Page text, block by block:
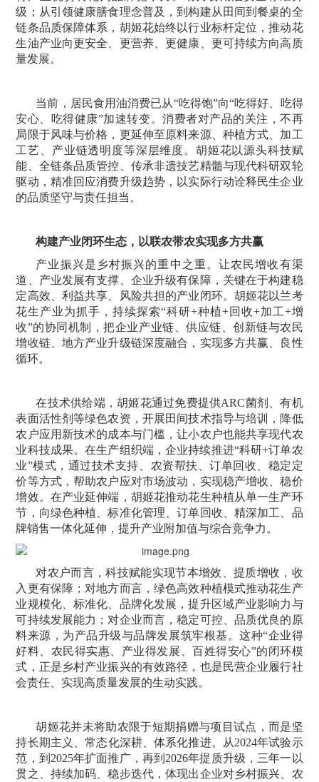
级；从引领健康膳食理念普及，到构建从田间到餐桌的全
链条品质保障体系，胡姬花始终以行业标杆定位，推动花
生油产业向更安全、更营养、更健康、更可持续方向高质
量发展。
当前，居民食用油消费已从“吃得饱”向“吃得好、吃得
安心、吃得健康”加速转变。消费者对产品的关注，不再
局限于风味与价格，更延伸至原料来源、种植方式、加工
工艺、产业链透明度等深层维度。胡姬花以源头科技赋
能、全链条品质管控、传承非遗技艺精髓与现代科研双轮
驱动，精准回应消费升级趋势，以实际行动诠释民生企业
的品质坚守与责任担当。
构建产业闭环生态，以联农带农实现多方共赢
产业振兴是乡村振兴的重中之重。让农民增收有渠
道、产业发展有支撑、企业升级有保障，关键在于构建稳
定高效、利益共享、风险共担的产业闭环。胡姬花以兰考
花生产业为抓手，持续探索“科研+种植+回收+加工+增
收”的协同机制，把企业产业链、供应链、创新链与农民
增收链、地方产业升级链深度融合，实现多方共赢、良性
循环。
在技术供给端，胡姬花通过免费提供ARC菌剂、有机
表面活性剂等绿色农资，开展田间技术指导与培训，降低
农户应用新技术的成本与门槛，让小农户也能共享现代农
业科技成果。在生产组织端，企业持续推进“科研+订单农
业”模式，通过技术支持、农资帮扶、订单回收、稳定定
价等方式，帮助农户应对市场波动，实现稳产增收、稳价
增效。在产业延伸端，胡姬花推动花生种植从单一生产环
节，向绿色种植、标准化管理、订单回收、精深加工、品
牌销售一体化延伸，提升产业附加值与综合竞争力。
对农户而言，科技赋能实现节本增效、提质增收，收
入更有保障；对地方而言，绿色高效种植模式推动花生产
业规模化、标准化、品牌化发展，提升区域产业影响力与
可持续发展能力；对企业而言，稳定可控、品质优良的原
料来源，为产品升级与品牌发展筑牢根基。这种“企业得
好料、农民得实惠、产业得发展、百姓得安心”的闭环模
式，正是乡村产业振兴的有效路径，也是民营企业履行社
会责任、实现高质量发展的生动实践。
胡姬花并未将助农限于短期捐赠与项目试点，而是坚
持长期主义、常态化深耕、体系化推进。从2024年试验示
范，到2025年扩面推广，再到2026年提质升级，三年一以
贯之、持续加码、稳步迭代，体现出企业对乡村振兴、农